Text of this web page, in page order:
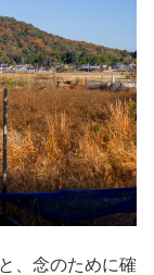
、念のために確